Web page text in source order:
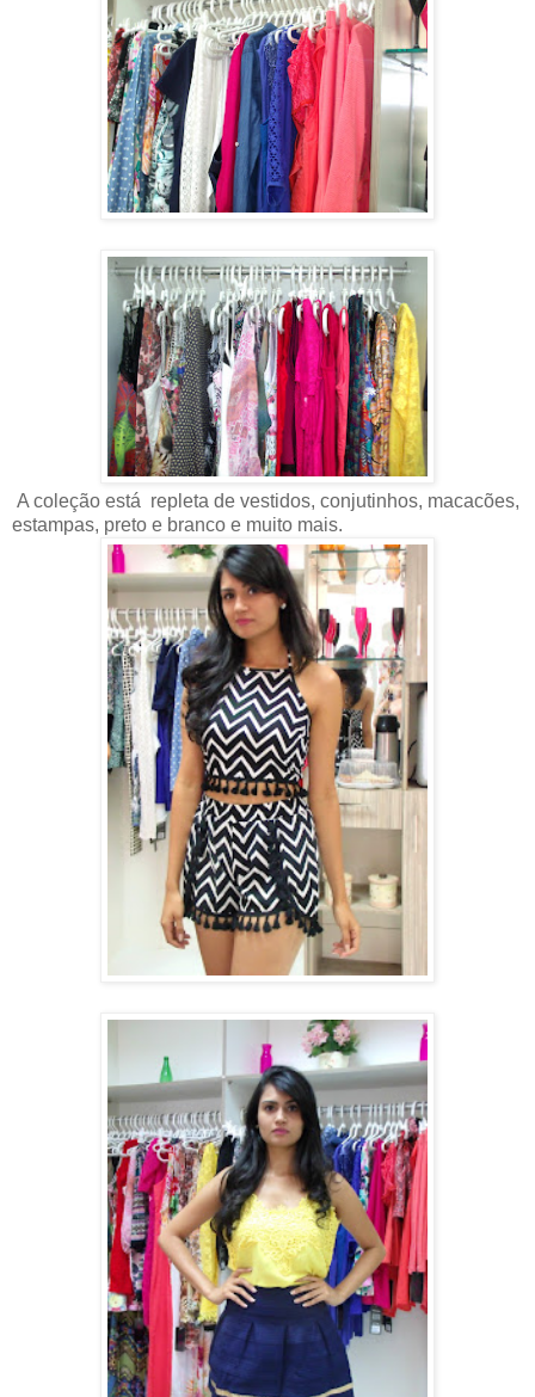
A coleção está repleta de vestidos, conjutinhos, macacões,
estampas, preto e branco e muito mais.